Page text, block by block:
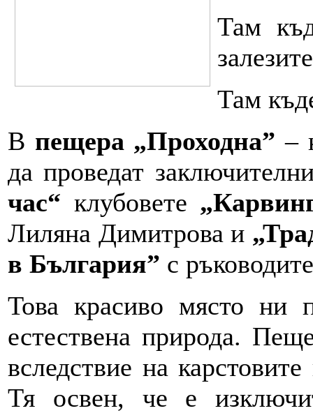
Там
Там
В пещера „Проходна” –
да проведат
час“ клубовете
Лиляна Димитрова и
в България” с
Това красиво място ни
естествена природа.
вследствие на
Тя освен, че е